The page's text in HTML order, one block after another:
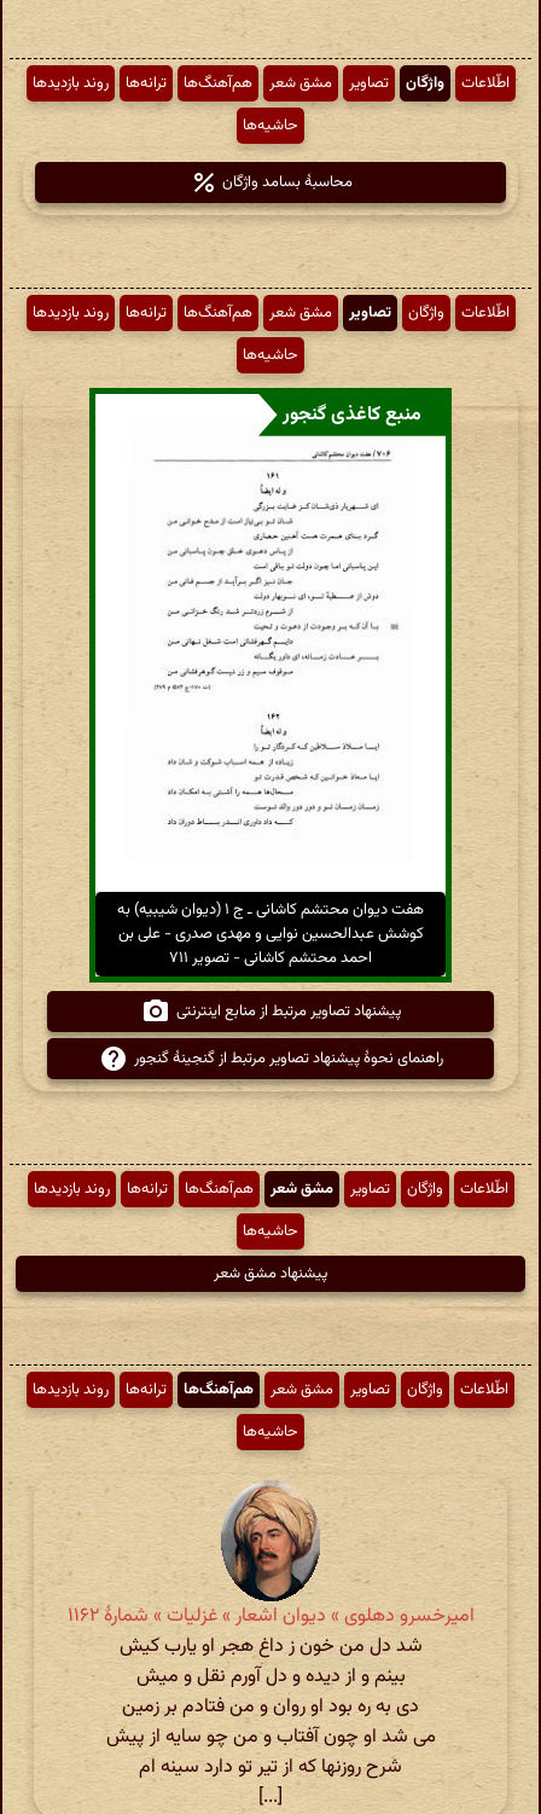
اطّلاعات واژگان تصاویر مشق شعر هم‌آهنگ‌ها ترانه‌ها
روند بازدیدها
حاشیه‌ها
محاسبهٔ بسامد واژگان
اطّلاعات واژگان تصاویر مشق شعر هم‌آهنگ‌ها ترانه‌ها
روند بازدیدها
حاشیه‌ها
منبع کاغذی گنجور
هفت دیوان محتشم کاشانی ـ ج ۱ (دیوان شیبیه) به
کوشش عبدالحسین نوایی و مهدی صدری - علی بن
احمد محتشم کاشانی - تصویر ۷۱۱
پیشنهاد تصاویر مرتبط از منابع اینترنتی
راهنمای نحوهٔ پیشنهاد تصاویر مرتبط از گنجینهٔ گنجور
اطّلاعات واژگان تصاویر مشق شعر هم‌آهنگ‌ها ترانه‌ها
روند بازدیدها
حاشیه‌ها
پیشنهاد مشق شعر
اطّلاعات واژگان تصاویر مشق شعر هم‌آهنگ‌ها ترانه‌ها
روند بازدیدها
حاشیه‌ها
امیرخسرو دهلوی » دیوان اشعار » غزلیات » شمارهٔ ۱۱۶۲
شد دل من خون ز داغ هجر او یارب کیش
بینم و از دیده و دل آورم نقل و میش
دی به ره بود او روان و من فتادم بر زمین
می شد او چون آفتاب و من چو سایه از پیش
شرح روزنها که از تیر تو دارد سینه ام
[...]